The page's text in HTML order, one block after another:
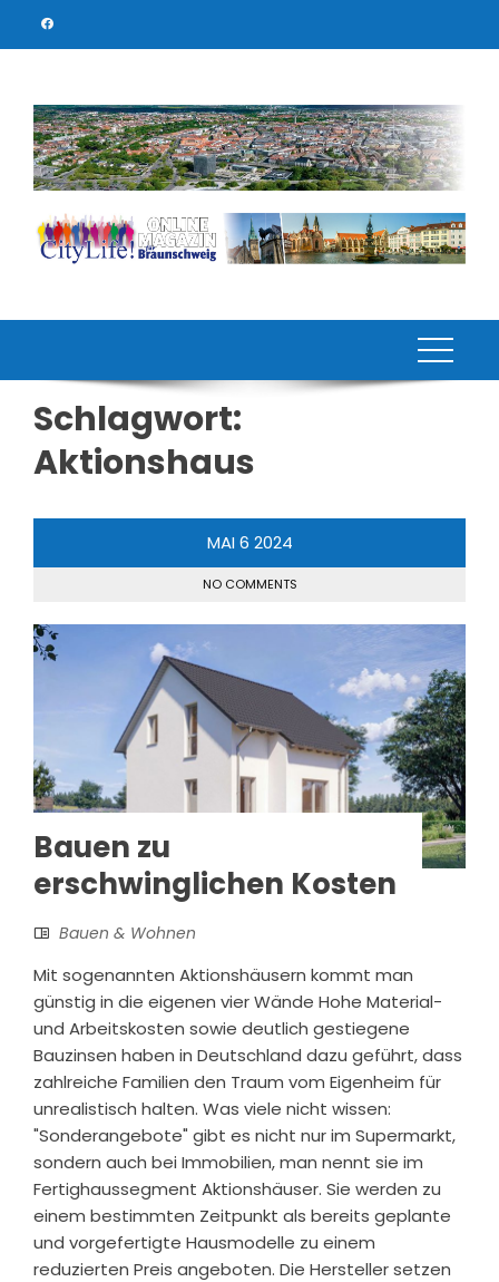
Schlagwort:
Aktionshaus
MAI 6 2024
NO COMMENTS
Bauen zu
erschwinglichen Kosten
Bauen & Wohnen
Mit sogenannten Aktionshäusern kommt man
günstig in die eigenen vier Wände Hohe Material-
und Arbeitskosten sowie deutlich gestiegene
Bauzinsen haben in Deutschland dazu geführt, dass
zahlreiche Familien den Traum vom Eigenheim für
unrealistisch halten. Was viele nicht wissen:
"Sonderangebote" gibt es nicht nur im Supermarkt,
sondern auch bei Immobilien, man nennt sie im
Fertighaussegment Aktionshäuser. Sie werden zu
einem bestimmten Zeitpunkt als bereits geplante
und vorgefertigte Hausmodelle zu einem
reduzierten Preis angeboten. Die Hersteller setzen